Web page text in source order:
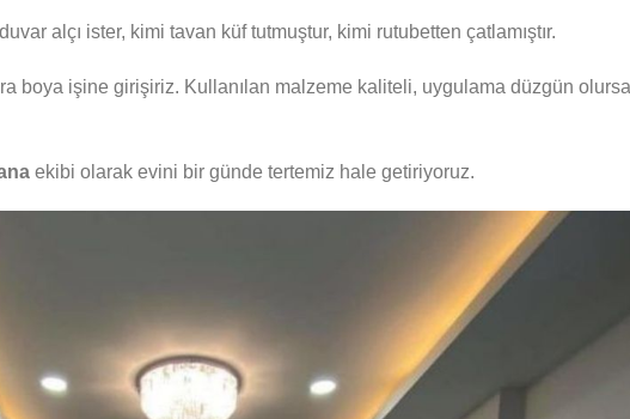
alçı ister, kimi tavan küf tutmuştur, kimi rutubetten çatlamıştır.
boya işine girişiriz. Kullanılan malzeme kaliteli, uygulama düzgün olursa
ekibi olarak evini bir günde tertemiz hale getiriyoruz.